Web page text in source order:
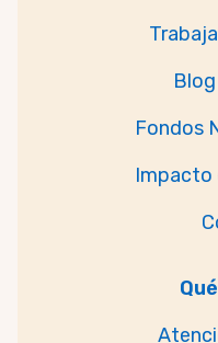
Fondos
Impacto